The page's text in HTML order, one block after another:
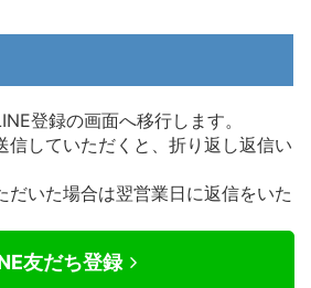
登録の画面へ移行します。
信していただくと、折り返し返信い
だいた場合は翌営業日に返信をいた
友だち登録